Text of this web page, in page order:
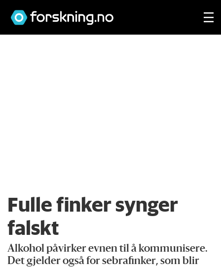
Fulle finker synger
falskt
Alkohol påvirker evnen til å kommunisere.
Det gjelder også for sebrafinker, som blir